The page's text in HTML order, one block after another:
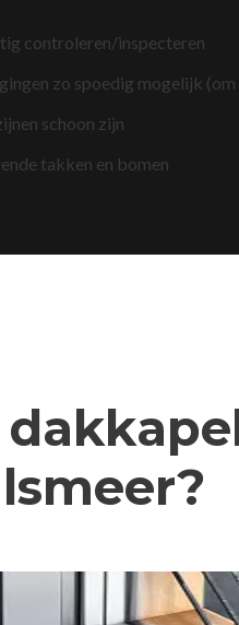
controleren/inspecteren
zo spoedig mogelijk
schoon zijn
takken en bomen